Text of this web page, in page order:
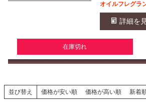
オイルフレグラ
詳細を
在庫切れ
並び替え 価格が安い順 価格が高い順 新着